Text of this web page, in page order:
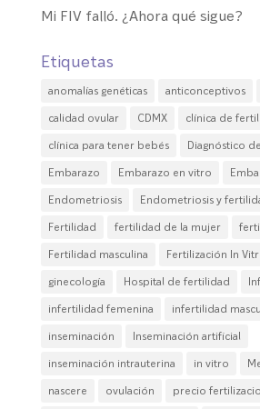
Mi FIV falló. ¿Ahora qué sigue?
Etiquetas
anomalías genéticas anticonceptivos
calidad ovular
CDMX
clínica de
clínica para tener bebés
Diagnóstico
Embarazo
Embarazo en vitro
Endometriosis
Endometriosis y
Fertilidad
fertilidad de la mujer
Fertilidad masculina
Fertilización In
ginecología
Hospital de fertilidad
infertilidad femenina
infertilidad
inseminación
Inseminación artificial
inseminación intrauterina
in vitro
nascere
ovulación
precio